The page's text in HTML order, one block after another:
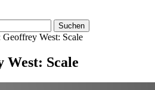
West: Scale
Scale